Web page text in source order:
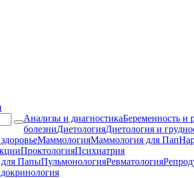
Анализы и диагностикаБеременность и
болезниДиетологияДиетология и
МаммологияМаммология для Пап
ПроктологияПсихиатрия
для ПапыПульмонологияРевматология